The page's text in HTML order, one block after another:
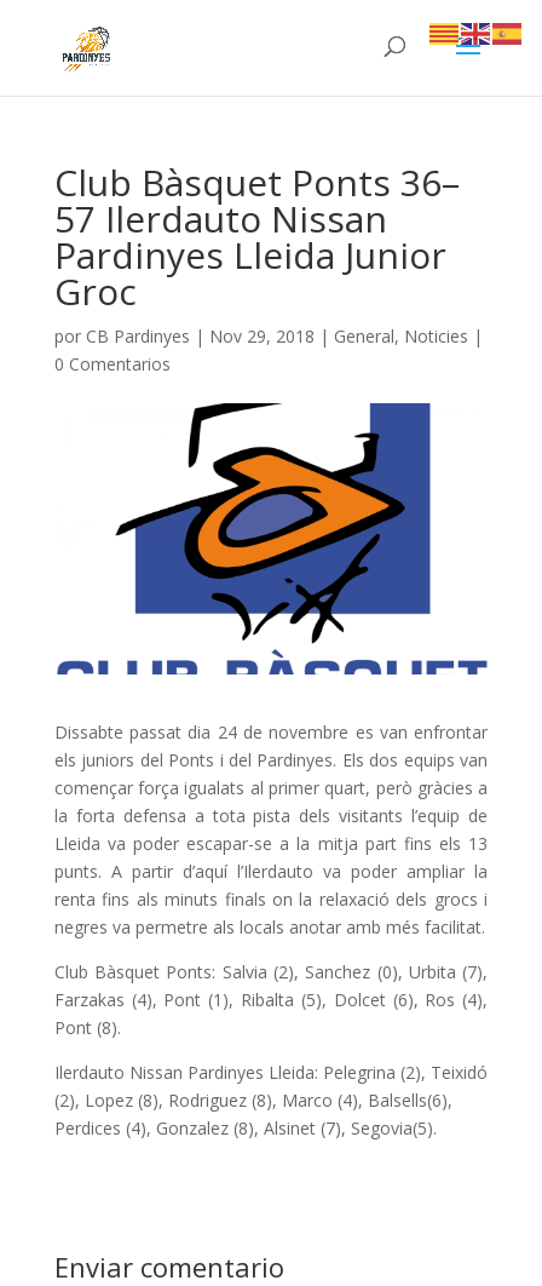
Club Bàsquet Ponts 36–
57 Ilerdauto Nissan
Pardinyes Lleida Junior
Groc
por CB Pardinyes | Nov 29, 2018 | General, Noticies |
0 Comentarios
Dissabte passat dia 24 de novembre es van enfrontar
els juniors del Ponts i del Pardinyes. Els dos equips van
començar força igualats al primer quart, però gràcies a
la forta defensa a tota pista dels visitants l’equip de
Lleida va poder escapar-se a la mitja part fins els 13
punts. A partir d’aquí l’Ilerdauto va poder ampliar la
renta fins als minuts finals on la relaxació dels grocs i
negres va permetre als locals anotar amb més facilitat.
Club Bàsquet Ponts: Salvia (2), Sanchez (0), Urbita (7),
Farzakas (4), Pont (1), Ribalta (5), Dolcet (6), Ros (4),
Pont (8).
Ilerdauto Nissan Pardinyes Lleida: Pelegrina (2), Teixidó
(2), Lopez (8), Rodriguez (8), Marco (4), Balsells(6),
Perdices (4), Gonzalez (8), Alsinet (7), Segovia(5).
Enviar comentario